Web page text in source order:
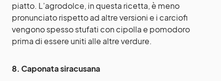
piatto. L’agrodolce, in questa ricetta, è meno
pronunciato rispetto ad altre versioni e i carciofi
vengono spesso stufati con cipolla e pomodoro
prima di essere uniti alle altre verdure.
8. Caponata siracusana